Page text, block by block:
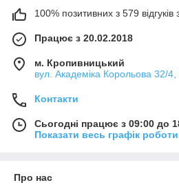
100% позитивних з 579 відгуків
Працює з 20.02.2018
м. Кропивницький
вул. Академіка Корольова 32/
Контакти
Сьогодні працює з 09:00 до
Показати весь графік роботи
Про нас